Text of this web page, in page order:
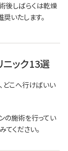
後しばらくは乾燥
いたします。
ック13選
どこへ行けばいい
の施術を行ってい
ください。